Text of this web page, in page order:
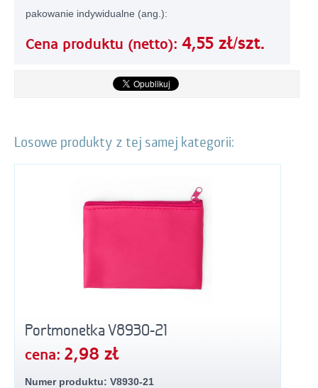
pakowanie indywidualne (ang.):
Cena produktu (netto): 4,55 zł/szt.
Losowe produkty z tej samej kategorii:
Portmonetka V8930-21
cena: 2,98 zł
Numer produktu: V8930-21